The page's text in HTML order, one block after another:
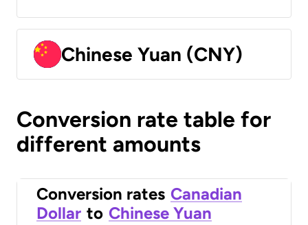
Chinese Yuan (CNY)
Conversion rate table for
different amounts
Conversion rates Canadian
Dollar to Chinese Yuan